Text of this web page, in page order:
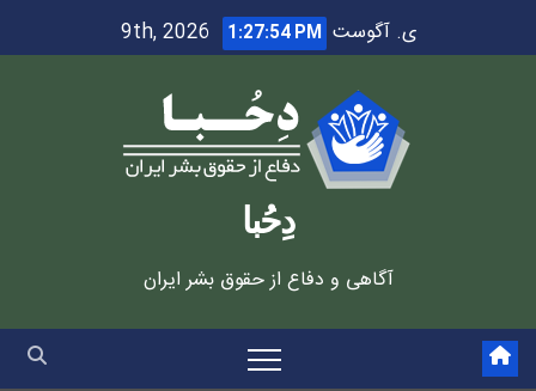
to
ی. آگوست 9th, 2026 1:27:55 PM
دِحُبا
آگاهی و دفاع از حقوق بشر ایران